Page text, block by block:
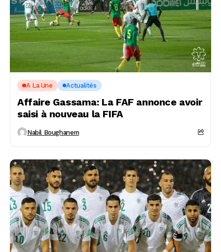
A La Une Actualités
Affaire Gassama: La FAF annonce avoir
saisi à nouveau la FIFA
Nabil Boughanem